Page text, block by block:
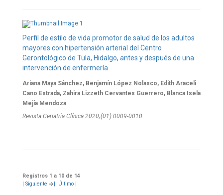
Perfil de estilo de vida promotor de salud de los adultos
mayores con hipertensión arterial del Centro
Gerontológico de Tula, Hidalgo, antes y después de una
intervención de enfermería
Ariana Maya Sánchez, Benjamín López Nolasco, Edith Araceli
Cano Estrada, Zahira Lizzeth Cervantes Guerrero, Blanca Isela
Mejía Mendoza
Revista Geriatría Clí­nica 2020;(01):0009-0010
Registros 1 a 10 de 14
Siguiente | Último